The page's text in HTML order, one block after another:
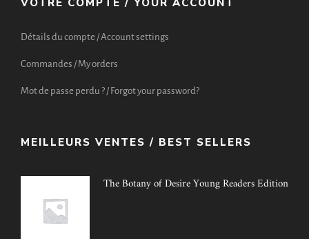
Détails du compte / Account settings
Commandes / My orders
Mot de passe perdu ? / Forgot your password?
MEILLEURS VENTES / BEST SELLERS
The Botany of Desire Young Readers Edition